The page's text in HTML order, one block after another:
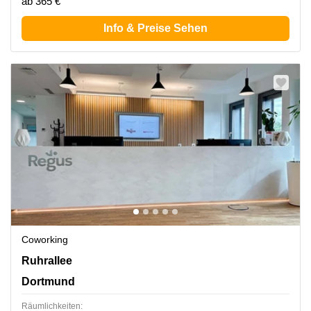
Info & Preise Sehen
Coworking
Ruhrallee 9, Dortmund
Ruhrallee
Dortmund
Räumlichkeiten: